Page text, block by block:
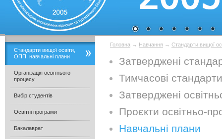
Головна → Навчання → Стандарти вищої
Затверджені
Тимчасові
Затверджені
Проєкти освітньо-
Навчальні плани
Стандарти вищої освіти,
ОПП, навчальні плани
Організація освітнього
процесу
Вибір студентів
Освітні програми
Бакалаврат